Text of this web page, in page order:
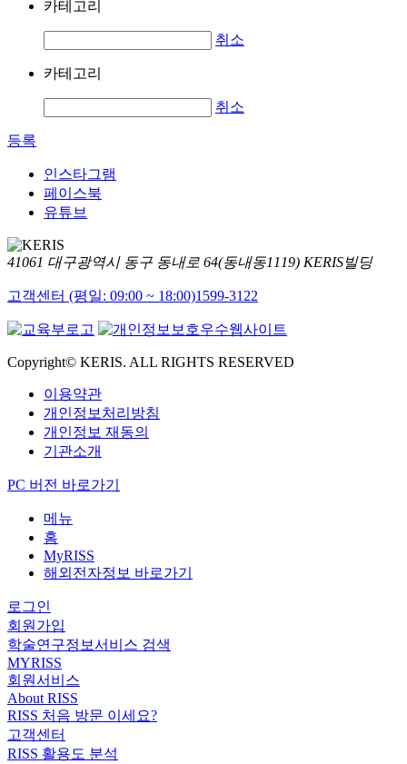
카테고리
취소
카테고리
취소
등록
인스타그램
페이스북
유튜브
41061 대구광역시 동구 동내로 64(동내동1119) KERIS빌딩
고객센터 (평일: 09:00 ~ 18:00)1599-3122
Copyright© KERIS. ALL RIGHTS RESERVED
이용약관
개인정보처리방침
개인정보 재동의
기관소개
PC 버전 바로가기
메뉴
홈
MyRISS
해외전자정보 바로가기
로그인
회원가입
학술연구정보서비스 검색
MYRISS
회원서비스
About RISS
RISS 처음 방문 이세요?
고객센터
RISS 활용도 분석